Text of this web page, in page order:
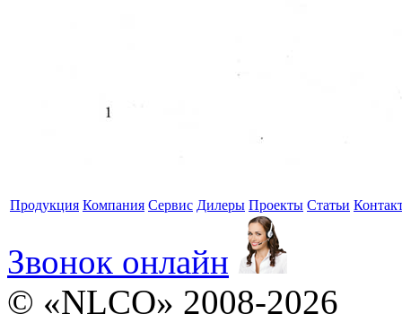
Продукция Компания Сервис Дилеры Проекты Статьи
Звонок онлайн
© «NLCO» 2008-2026